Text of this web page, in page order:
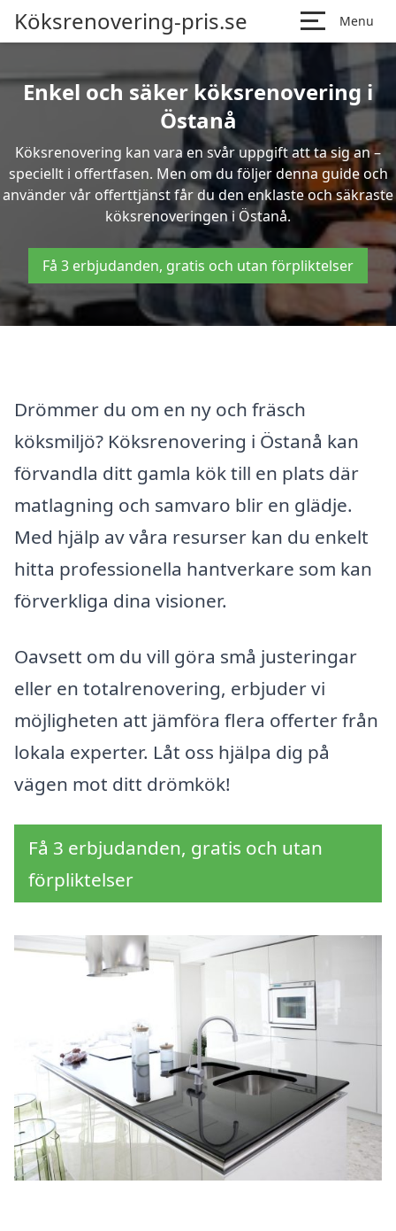
Köksrenovering-pris.se Menu
Enkel och säker köksrenovering i
Östanå
Köksrenovering kan vara en svår uppgift att ta sig an –
speciellt i offertfasen. Men om du följer denna guide och
använder vår offerttjänst får du den enklaste och säkraste
köksrenoveringen i Östanå.
Få 3 erbjudanden, gratis och utan förpliktelser
Drömmer du om en ny och fräsch
köksmiljö? Köksrenovering i Östanå kan
förvandla ditt gamla kök till en plats där
matlagning och samvaro blir en glädje.
Med hjälp av våra resurser kan du enkelt
hitta professionella hantverkare som kan
förverkliga dina visioner.
Oavsett om du vill göra små justeringar
eller en totalrenovering, erbjuder vi
möjligheten att jämföra flera offerter från
lokala experter. Låt oss hjälpa dig på
vägen mot ditt drömkök!
Få 3 erbjudanden, gratis och utan
förpliktelser